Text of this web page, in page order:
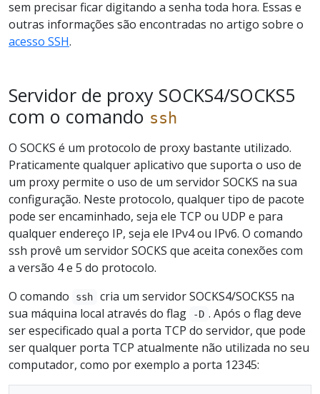
sem precisar ficar digitando a senha toda hora. Essas e
outras informações são encontradas no artigo sobre o
acesso SSH.
Servidor de proxy SOCKS4/SOCKS5
com o comando ssh
O SOCKS é um protocolo de proxy bastante utilizado.
Praticamente qualquer aplicativo que suporta o uso de
um proxy permite o uso de um servidor SOCKS na sua
configuração. Neste protocolo, qualquer tipo de pacote
pode ser encaminhado, seja ele TCP ou UDP e para
qualquer endereço IP, seja ele IPv4 ou IPv6. O comando
ssh provê um servidor SOCKS que aceita conexões com
a versão 4 e 5 do protocolo.
O comando
ssh
cria um servidor SOCKS4/SOCKS5 na
sua máquina local através do flag
-D . Após o flag deve
ser especificado qual a porta TCP do servidor, que pode
ser qualquer porta TCP atualmente não utilizada no seu
computador, como por exemplo a porta 12345: